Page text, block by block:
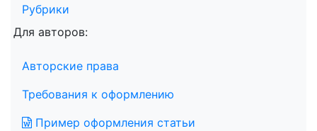
Рубрики
Для авторов:
Авторские права
Требования к оформлению
Пример оформления статьи